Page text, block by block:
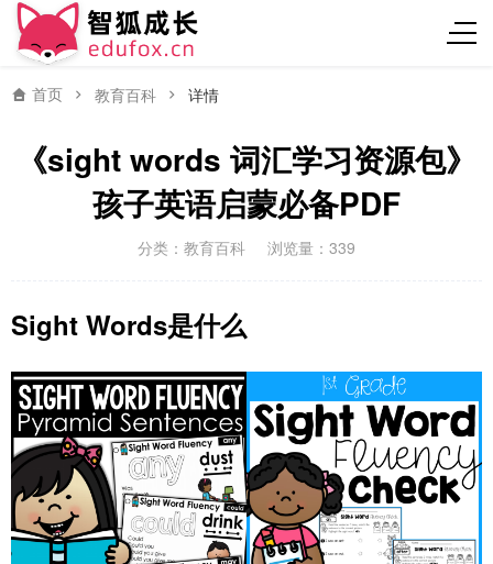
首页 教育百科 详情
《sight words 词汇学习资源包》
孩子英语启蒙必备PDF
分类： 教育百科 浏览量：339
Sight Words是什么